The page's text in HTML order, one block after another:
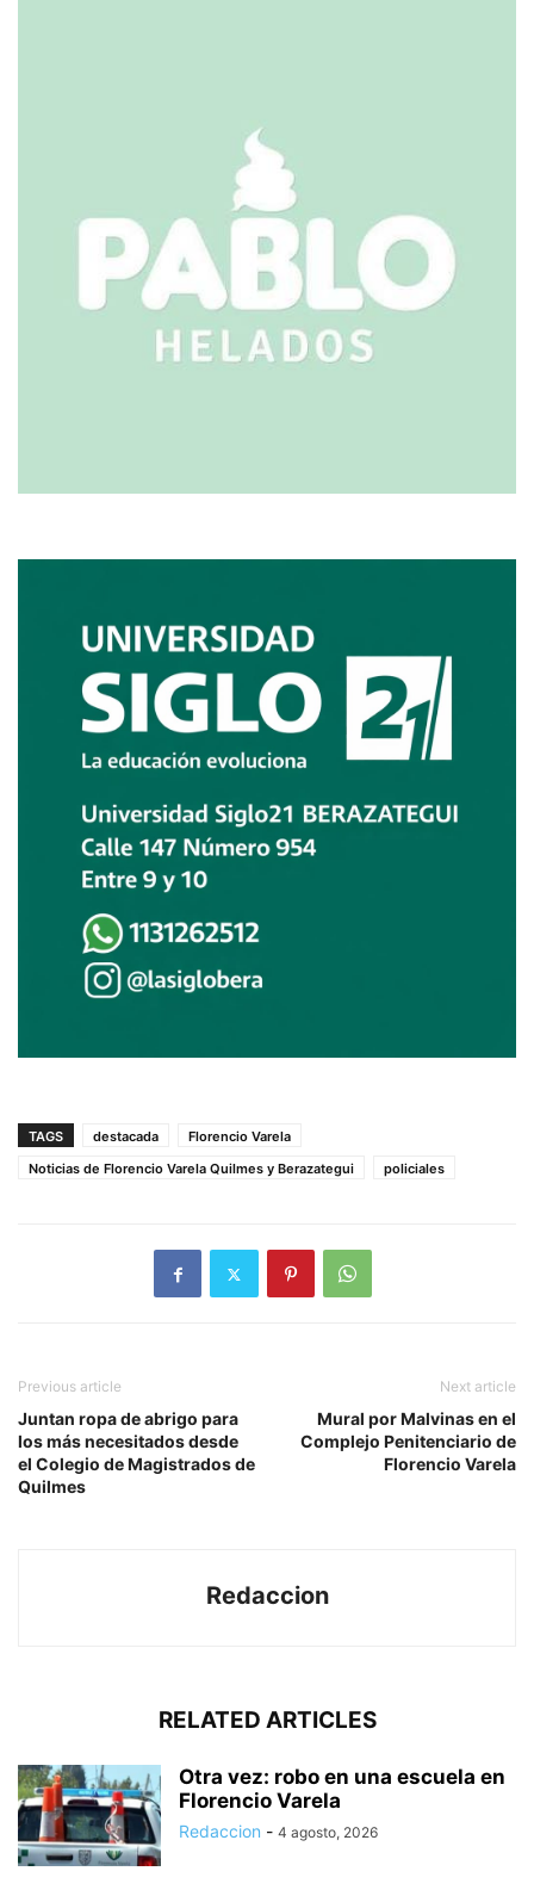
TAGS destacada
Florencio Varela
Noticias de Florencio Varela Quilmes y Berazategui
policiales
Previous article
Juntan ropa de abrigo para
los más necesitados desde
el Colegio de Magistrados de
Quilmes
Next article
Mural por Malvinas en el
Complejo Penitenciario de
Florencio Varela
Redaccion
RELATED ARTICLES
Otra vez: robo en una escuela en
Florencio Varela
Redaccion - 4 agosto, 2026